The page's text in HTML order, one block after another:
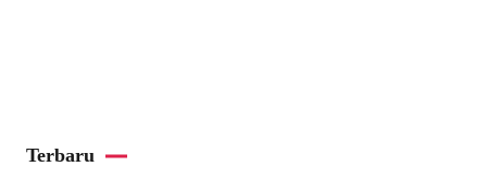
Terbaru